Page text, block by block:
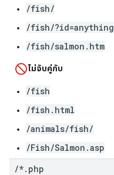
/fish/
/fish/?id=anything
/fish/salmon.htm
ไม่จับคู่กับ
/fish
/fish.html
/animals/fish/
/Fish/Salmon.asp
/*. php